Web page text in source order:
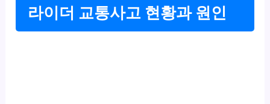
라이더 교통사고 현황과 원인